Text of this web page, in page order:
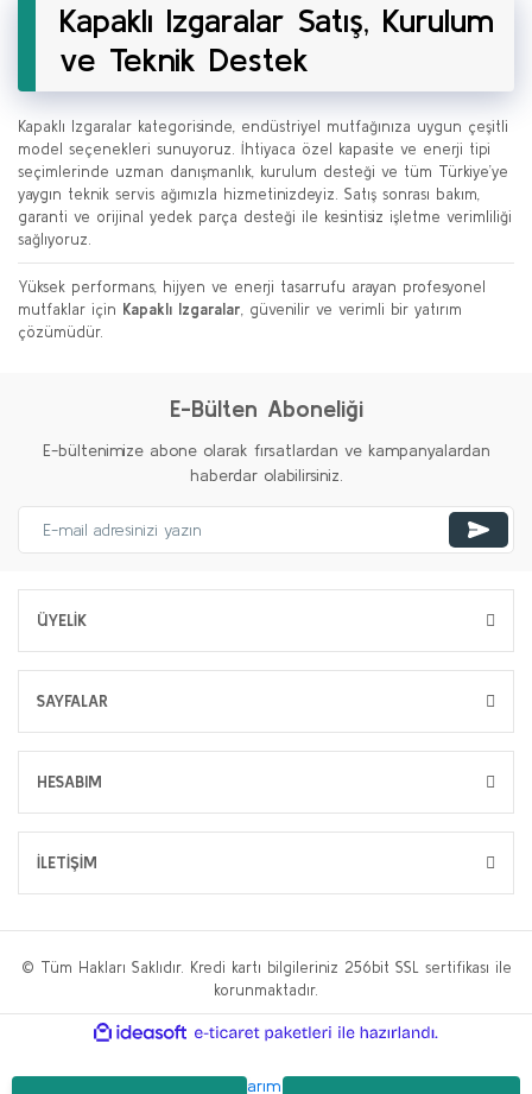
Kapaklı Izgaralar Satış, Kurulum
ve Teknik Destek
Kapaklı Izgaralar kategorisinde, endüstriyel mutfağınıza uygun çeşitli
model seçenekleri sunuyoruz. İhtiyaca özel kapasite ve enerji tipi
seçimlerinde uzman danışmanlık, kurulum desteği ve tüm Türkiye’ye
yaygın teknik servis ağımızla hizmetinizdeyiz. Satış sonrası bakım,
garanti ve orijinal yedek parça desteği ile kesintisiz işletme verimliliği
sağlıyoruz.
Yüksek performans, hijyen ve enerji tasarrufu arayan profesyonel
mutfaklar için Kapaklı Izgaralar, güvenilir ve verimli bir yatırım
çözümüdür.
E-Bülten Aboneliği
E-bültenimize abone olarak fırsatlardan ve kampanyalardan
haberdar olabilirsiniz.
ÜYELİK
SAYFALAR
HESABIM
İLETİŞİM
© Tüm Hakları Saklıdır. Kredi kartı bilgileriniz 256bit SSL sertifikası ile
korunmaktadır.
ideasoft
e-
paketleri
WP.tc Web Tasarım Ajansı